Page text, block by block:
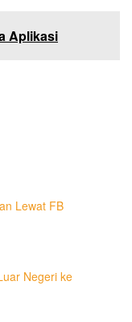
Aplikasi
Lewat FB
Negeri ke